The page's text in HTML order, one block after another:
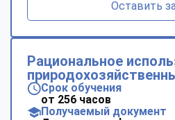
Оставить
Рациональное
Срок обучения
от 256 часов
Получаемый документ